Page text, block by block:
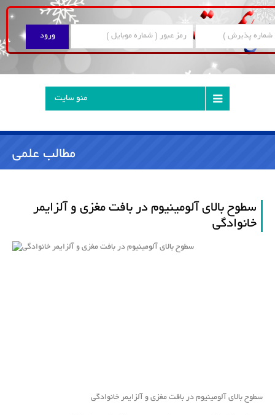
منو سایت
مطالب علمی
سطوح بالای آلومینیوم در بافت مغزی و آلزایمر
خانوادگی
سطوح بالای آلومینیوم در بافت مغزی و آلزایمر خانوادگی